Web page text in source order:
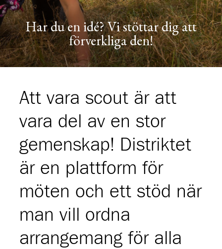
Har du en idé? Vi stöttar dig att
förverkliga den!
Att vara scout är att
vara del av en stor
gemenskap! Distriktet
är en plattform för
möten och ett stöd när
man vill ordna
arrangemang för alla